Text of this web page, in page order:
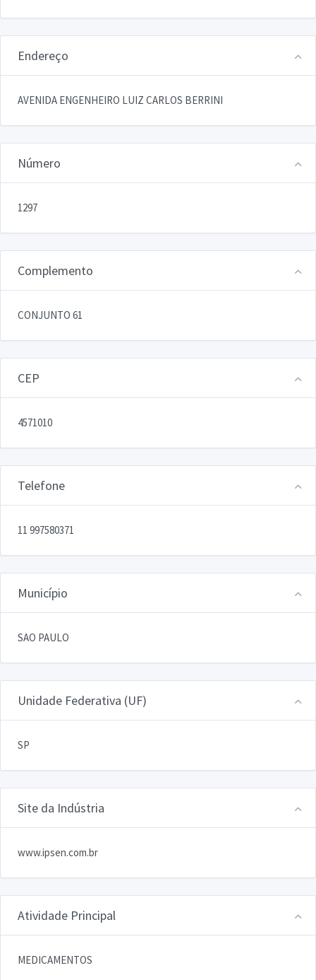
Endereço
AVENIDA ENGENHEIRO LUIZ CARLOS BERRINI
Número
1297
Complemento
CONJUNTO 61
CEP
4571010
Telefone
11 997580371
Município
SAO PAULO
Unidade Federativa (UF)
SP
Site da Indústria
www.ipsen.com.br
Atividade Principal
MEDICAMENTOS